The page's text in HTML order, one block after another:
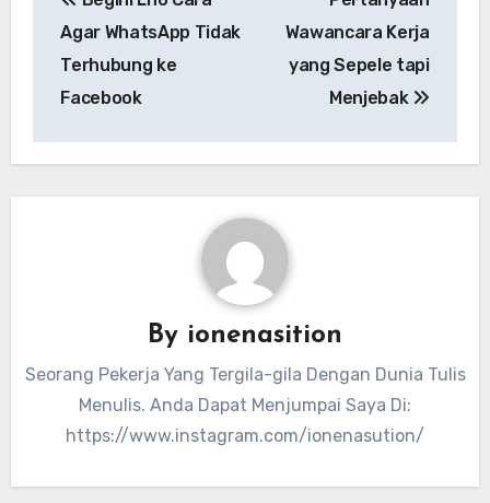
pos
Agar WhatsApp Tidak
Terhubung ke
Facebook
Wawancara Kerja
yang Sepele tapi
Menjebak
By ionenasition
Seorang Pekerja Yang Tergila-gila Dengan Dunia Tulis
Menulis. Anda Dapat Menjumpai Saya Di:
https://www.instagram.com/ionenasution/